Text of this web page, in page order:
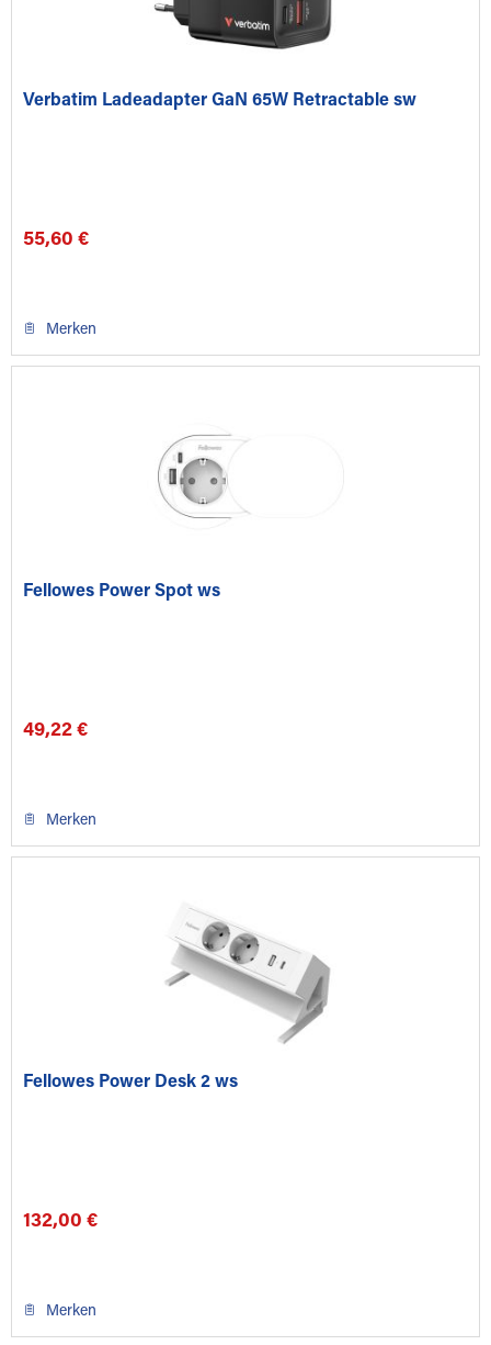
Verbatim Ladeadapter GaN 65W Retractable sw
55,60 €
Merken
Fellowes Power Spot ws
49,22 €
Merken
Fellowes Power Desk 2 ws
132,00 €
Merken